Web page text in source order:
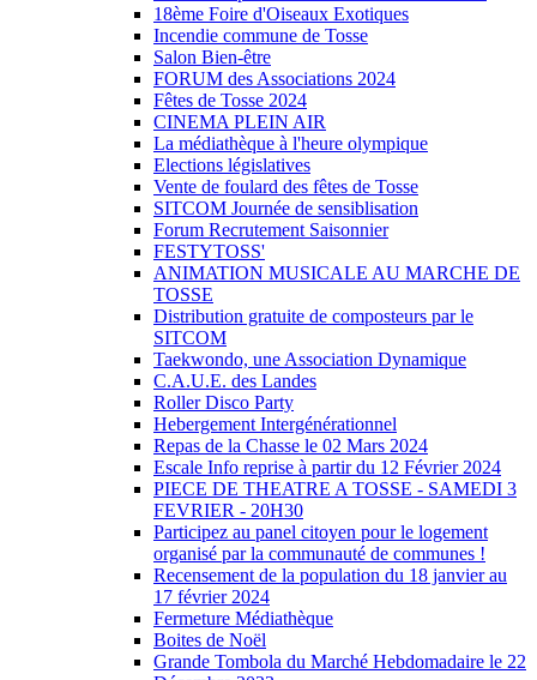
18ème Foire d'Oiseaux Exotiques
Incendie commune de Tosse
Salon Bien-être
FORUM des Associations 2024
Fêtes de Tosse 2024
CINEMA PLEIN AIR
La médiathèque à l'heure olympique
Elections législatives
Vente de foulard des fêtes de Tosse
SITCOM Journée de sensiblisation
Forum Recrutement Saisonnier
FESTYTOSS'
ANIMATION MUSICALE AU MARCHE DE
TOSSE
Distribution gratuite de composteurs par le
SITCOM
Taekwondo, une Association Dynamique
C.A.U.E. des Landes
Roller Disco Party
Hebergement Intergénérationnel
Repas de la Chasse le 02 Mars 2024
Escale Info reprise à partir du 12 Février 2024
PIECE DE THEATRE A TOSSE - SAMEDI 3
FEVRIER - 20H30
Participez au panel citoyen pour le logement
organisé par la communauté de communes !
Recensement de la population du 18 janvier au
17 février 2024
Fermeture Médiathèque
Boites de Noël
Grande Tombola du Marché Hebdomadaire le 22